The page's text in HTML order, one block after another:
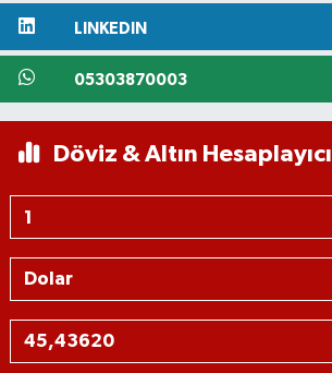
LINKEDIN
05303870003
Döviz & Altın Hesaplayıcı